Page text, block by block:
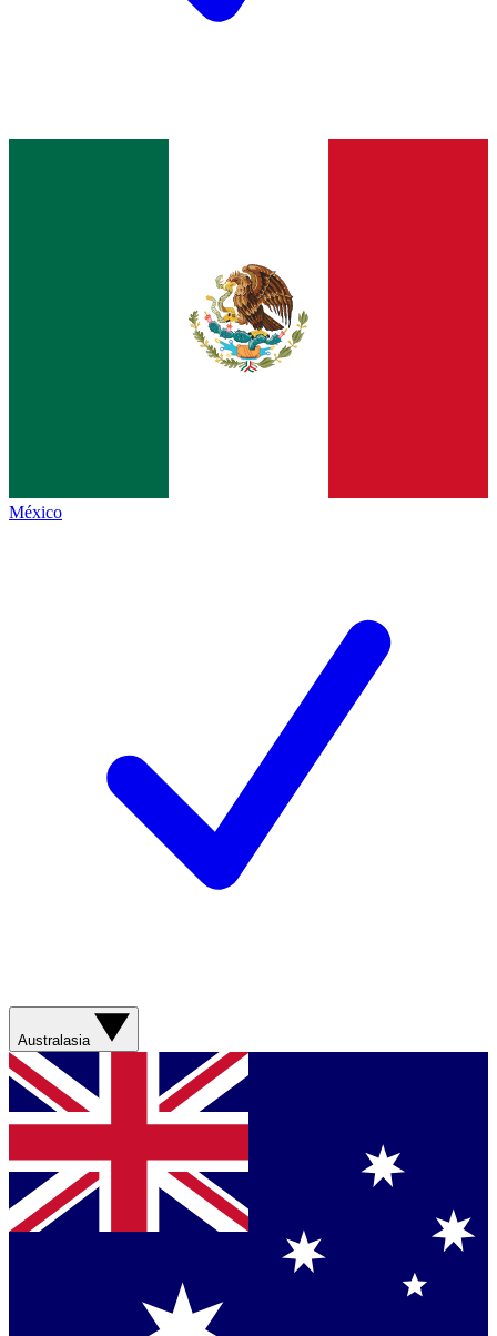
México
Australasia